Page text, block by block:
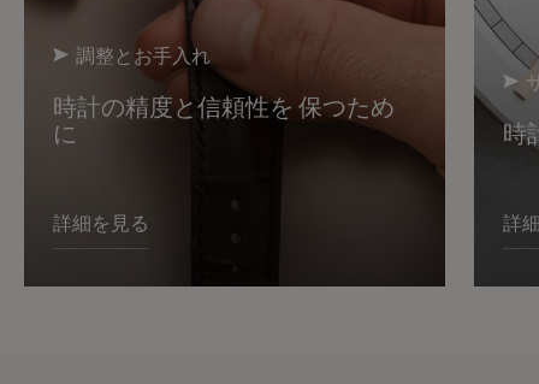
調整とお手入れ
時計の精度と信頼性を 保つため
に
詳細を見る
時
詳